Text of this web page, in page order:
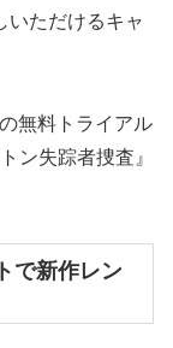
いただけるキャ
無料トライアル
ン失踪者捜査』
で新作レン